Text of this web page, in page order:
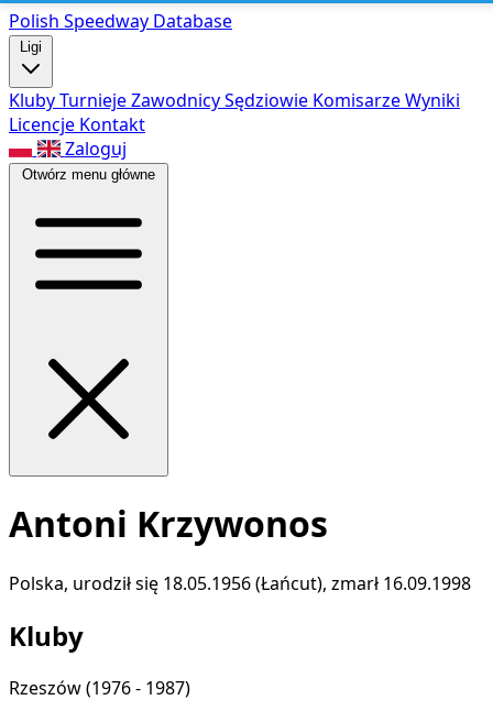
Polish Speedway Database
Ligi
KlubyTurniejeZawodnicySędziowie KomisarzeWyniki
Licencje Kontakt
Zaloguj
Otwórz menu główne
Antoni Krzywonos
Polska, urodził się 18.05.1956 (Łańcut), zmarł 16.09.1998
Kluby
Rzeszów(1976 - 1987)